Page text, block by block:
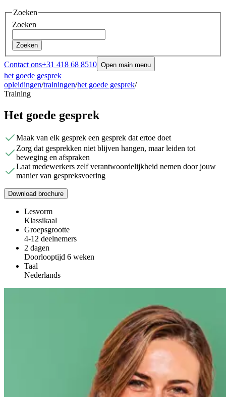
Zoeken
Zoeken
Zoeken
Contact ons+31 418 68 8510 Open main menu
het goede gesprek
opleidingen/trainingen/het goede gesprek/
Training
Het goede gesprek
Maak van elk gesprek een gesprek dat ertoe doet
Zorg dat gesprekken niet blijven hangen, maar leiden tot
beweging en afspraken
Laat medewerkers zelf verantwoordelijkheid nemen door jouw
manier van gespreksvoering
Download brochure
Lesvorm
Klassikaal
Groepsgrootte
4-12 deelnemers
2 dagen
Doorlooptijd 6 weken
Taal
Nederlands